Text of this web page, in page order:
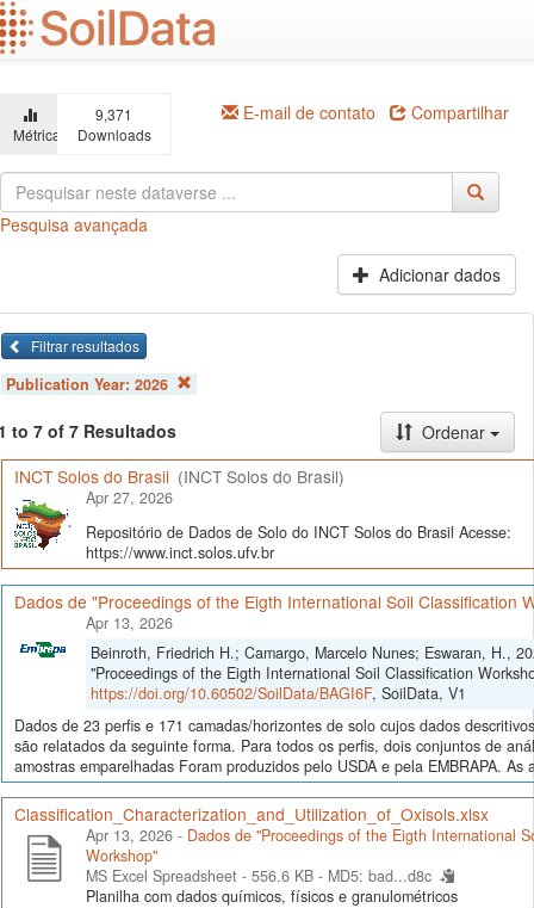
Ir
para
o
principal
Métricas
9,371
Downloads
E-mail de contato Compartilhar
Pesquisa avançada
Adicionar dados
Filtrar resultados
Publication Year: 2026
to 7 of 7 Resultados
Ordenar
INCT Solos do Brasil (INCT Solos do Brasil)
Apr 27, 2026
Repositório de Dados de Solo do INCT Solos do Brasil Acesse:
https://www.inct.solos.ufv.br
Dados de "Proceedings of the Eigth International Soil Classification
Apr 13, 2026
Beinroth, Friedrich H.; Camargo, Marcelo Nunes; Eswaran, H.,
"Proceedings of the Eigth International Soil Classification
https://doi.org/10.60502/SoilData/BAGI6F, SoilData, V1
Dados de 23 perfis e 171 camadas/horizontes de solo cujos dados
são relatados da seguinte forma. Para todos os perfis, dois conjuntos de
amostras emparelhadas Foram produzidos pelo USDA e pela EMBRAPA. As
Classification_Characterization_and_Utilization_of_Oxisols.xlsx
Apr 13, 2026 - Dados de "Proceedings of the Eigth International
Workshop"
MS Excel Spreadsheet - 556.6 KB - MD5: bad...d8c
Planilha com dados químicos, físicos e granulométricos